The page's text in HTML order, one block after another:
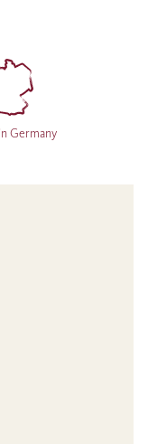
Germany